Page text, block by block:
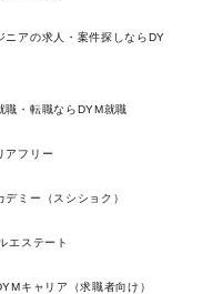
ニアの求人・案件探しならDY
職・転職ならDYM就職
アフリー
ミー（スシショク）
エステート
キャリア（求職者向け）